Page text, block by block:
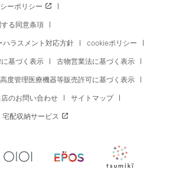
ーポリシー
る同意条項
ハラスメント対応方針 cookieポリシー
基づく表示 古物営業法に基づく表示
高度管理医療機器等販売許可に基づく表示
のお問い合わせ サイトマップ
宅配収納サービス